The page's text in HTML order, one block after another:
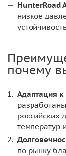
HunterRoad
низкое
почему
Адаптация к
российских
температур
по рынку